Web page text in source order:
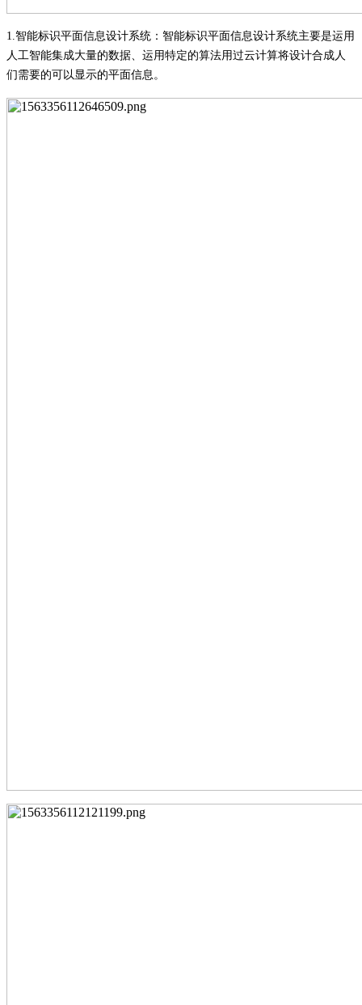
1. 智能标识平面信息设计系统 ： 智能标识平面信息设计系统主要是运用
人工智能集成大量的数据、运用特定的算法用过云计算将设计合成人
们需要的可以显示的平面信息 。